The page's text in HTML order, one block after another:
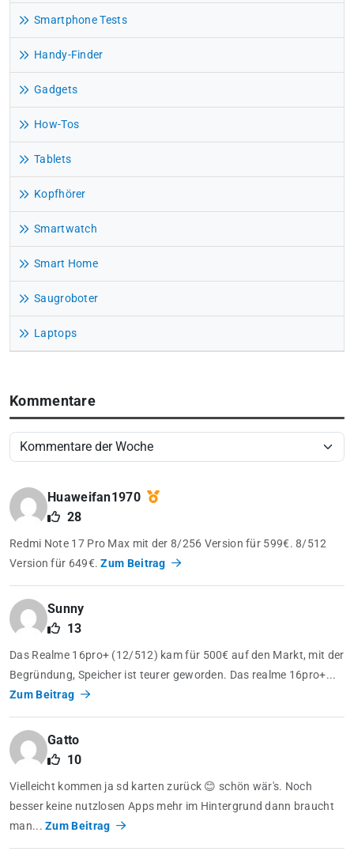
Smartphone Tests
Handy-Finder
Gadgets
How-Tos
Tablets
Kopfhörer
Smartwatch
Smart Home
Saugroboter
Laptops
Kommentare
Huaweifan1970
28
Redmi Note 17 Pro Max mit der 8/256 Version für 599€. 8/512
Version für 649€.Zum Beitrag
Sunny
13
Das Realme 16pro+ (12/512) kam für 500€ auf den Markt, mit der
Begründung, Speicher ist teurer geworden. Das realme 16pro+...
Zum Beitrag
Gatto
10
Vielleicht kommen ja sd karten zurück 😊 schön wär's. Noch
besser keine nutzlosen Apps mehr im Hintergrund dann braucht
man...Zum Beitrag